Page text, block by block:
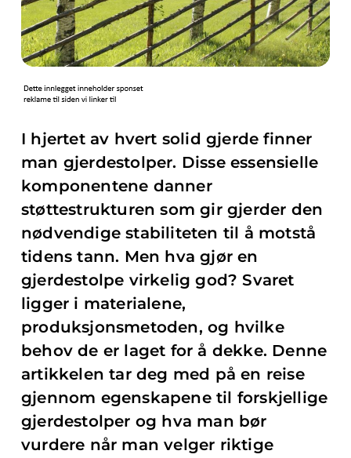
I hjertet av hvert solid gjerde finner
man gjerdestolper. Disse essensielle
komponentene danner
støttestrukturen som gir gjerder den
nødvendige stabiliteten til å motstå
tidens tann. Men hva gjør en
gjerdestolpe virkelig god? Svaret
ligger i materialene,
produksjonsmetoden, og hvilke
behov de er laget for å dekke. Denne
artikkelen tar deg med på en reise
gjennom egenskapene til forskjellige
gjerdestolper og hva man bør
vurdere når man velger riktige